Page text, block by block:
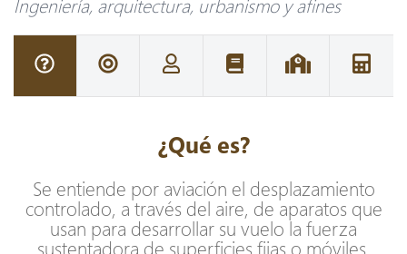
Ingeniería, arquitectura, urbanismo y afines
¿Qué es?
Se entiende por aviación el desplazamiento
controlado, a través del aire, de aparatos que
usan para desarrollar su vuelo la fuerza
sustentadora de superficies fijas o móviles,